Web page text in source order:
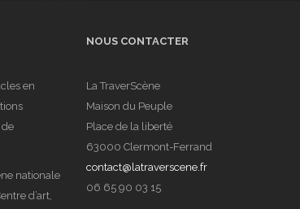
l’origine de la
Chaîne des
Limagne
Scène
en
nationale
d’art,
NOUS CONTACTER
La TraverScène
Maison du Peuple
Place de la liberté
63000 Clermont-Ferrand
contact@latraverscene.fr
06 65 90 03 15